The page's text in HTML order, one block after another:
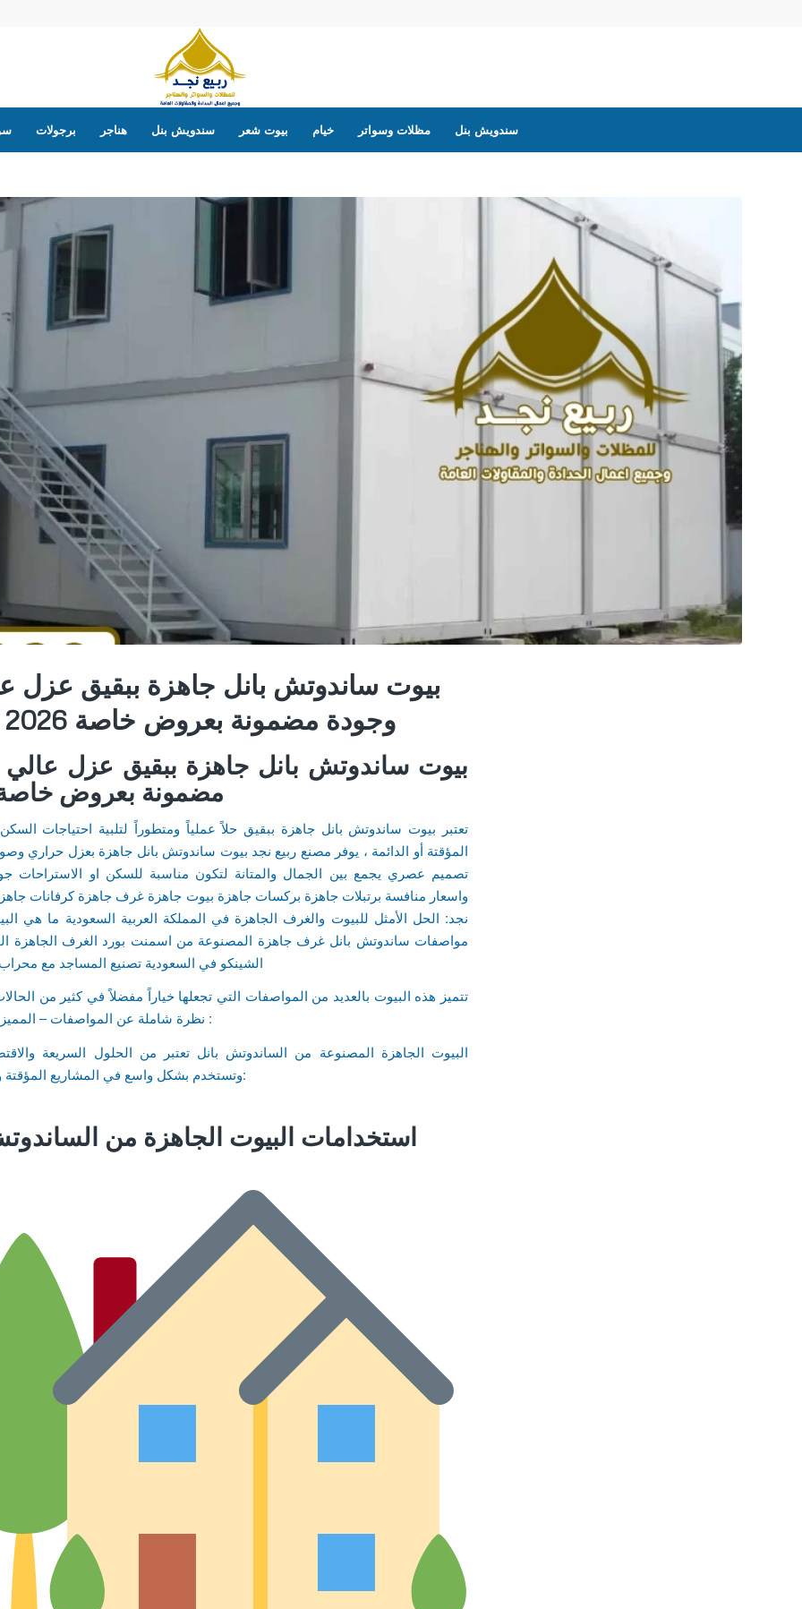
برجولات هناجر سندويش بنل بيوت شعر خيام مظلات وسواتر سندويش بنل
بيوت ساندوتش بانل جاهزة ببقيق عزل
وجودة مضمونة بعروض خاصة 2026
بيوت ساندوتش بانل جاهزة ببقيق عزل
مضمونة بعروض خاصة
تعتبر بيوت ساندوتش بانل جاهزة ببقيق حلاً عملياً ومتطوراً لتلبية احتياجات
المؤقتة أو الدائمة ، يوفر مصنع ربيع نجد بيوت ساندوتش بانل جاهزة بعزل حراري
تصميم عصري يجمع بين الجمال والمتانة لتكون مناسبة للسكن او الاستراحات
واسعار منافسة برتبلات جاهزة بركسات جاهزة بيوت جاهزة غرف جاهزة كرفانات
نجد: الحل الأمثل للبيوت والغرف الجاهزة في المملكة العربية السعودية ما هي
مواصفات ساندوتش بانل غرف جاهزة المصنوعة من اسمنت بورد الغرف الجاهزة
الشينكو في السعودية تصنيع المساجد مع
تتميز هذه البيوت بالعديد من المواصفات التي تجعلها خياراً مفضلاً في كثير من
نظرة شاملة عن المواصفات – المميزات – الفوائد :
البيوت الجاهزة المصنوعة من الساندوتش بانل تعتبر من الحلول السريعة
وتستخدم بشكل واسع في المشاريع المؤقتة والدائمة مثل:
استخدامات البيوت الجاهزة من